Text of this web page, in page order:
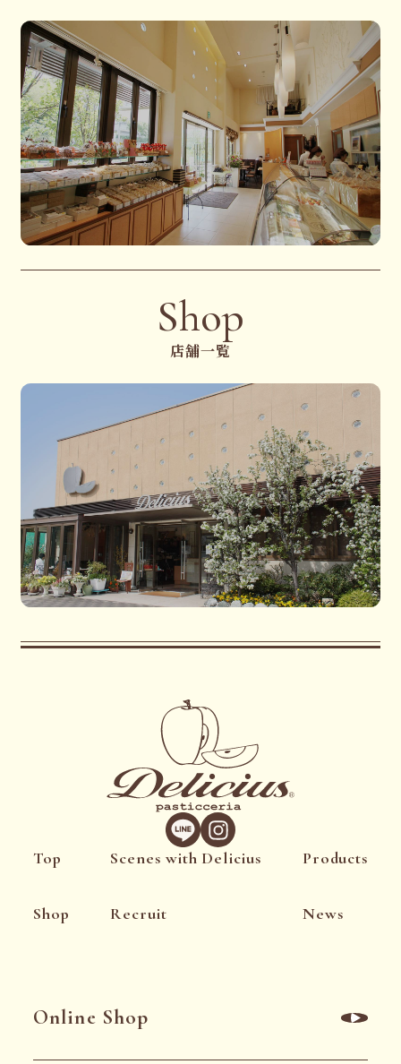
Shop
店舗一覧
Top Scenes with Delicius Products
Shop Recruit News
Online Shop